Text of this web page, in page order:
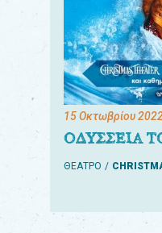
15 Οκτωβρίου
ΟΔΥΣΣΕΙΑ
ΘΕΑΤΡΟ